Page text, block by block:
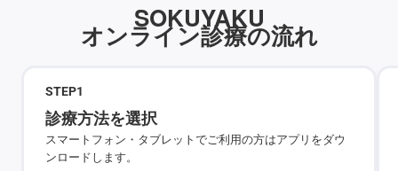
SOKUYAKU
オンライン診療の流れ
STEP1
診療方法を選択
スマートフォン・タブレットでご利用の方はアプリをダウ
ンロードします。